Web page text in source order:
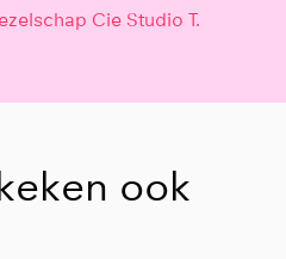
Cie Studio T.
ook